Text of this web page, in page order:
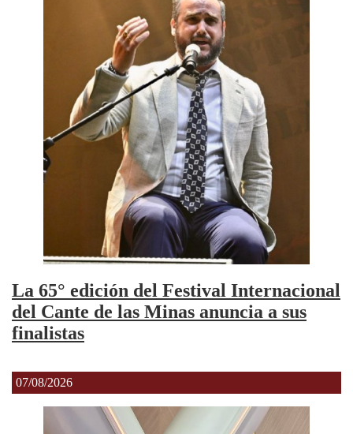
La 65° edición del Festival Internacional
del Cante de las Minas anuncia a sus
finalistas
07/08/2026